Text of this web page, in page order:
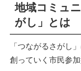
地域コミュ
がし」とは
「つながるさがし
創っていく市民参